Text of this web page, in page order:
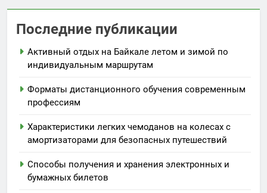
Последние публикации
Активный отдых на Байкале летом и зимой по
индивидуальным маршрутам
Форматы дистанционного обучения современным
профессиям
Характеристики легких чемоданов на колесах с
амортизаторами для безопасных путешествий
Способы получения и хранения электронных и
бумажных билетов